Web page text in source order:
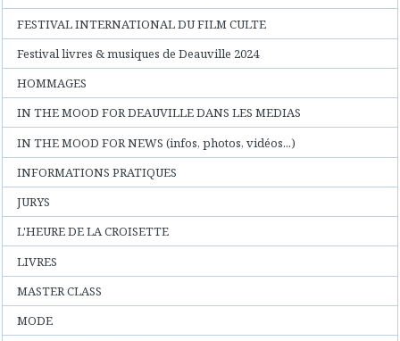
FESTIVAL INTERNATIONAL DU FILM CULTE
Festival livres & musiques de Deauville 2024
HOMMAGES
IN THE MOOD FOR DEAUVILLE DANS LES MEDIAS
IN THE MOOD FOR NEWS (infos, photos, vidéos...)
INFORMATIONS PRATIQUES
JURYS
L'HEURE DE LA CROISETTE
LIVRES
MASTER CLASS
MODE